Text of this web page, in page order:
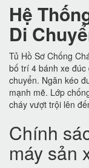
Hệ
Di
Tủ Hồ Sơ Chống
bố trí 4 bánh xe
chuyển. Ngăn kéo
mạnh mẽ. Lớp
cháy vượt trội lên
Chính
máy sản